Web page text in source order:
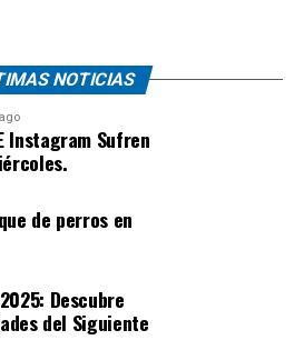
NOTICIAS
Instagram Sufren
de perros en
Descubre
del Siguiente